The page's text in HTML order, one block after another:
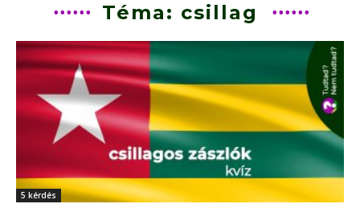
Téma: csillag
5 kérdés